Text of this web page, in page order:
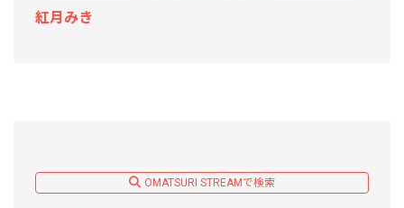
紅月みき
OMATSURI STREAMで検索